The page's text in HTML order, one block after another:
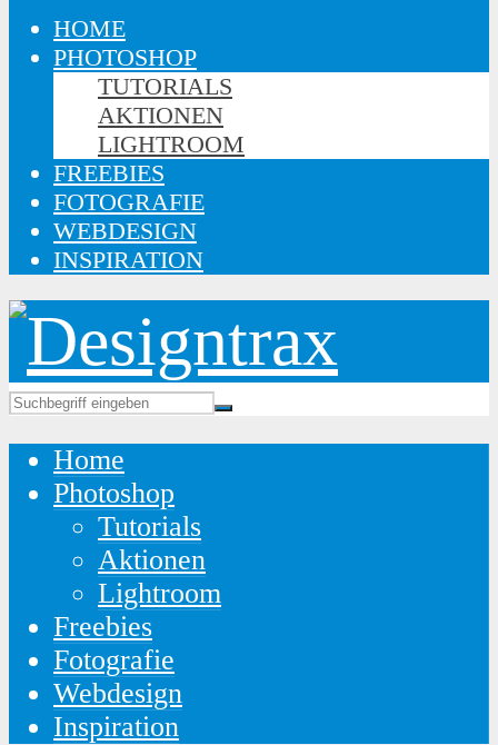
HOME
PHOTOSHOP
TUTORIALS
AKTIONEN
LIGHTROOM
FREEBIES
FOTOGRAFIE
WEBDESIGN
INSPIRATION
Home
Photoshop
Tutorials
Aktionen
Lightroom
Freebies
Fotografie
Webdesign
Inspiration